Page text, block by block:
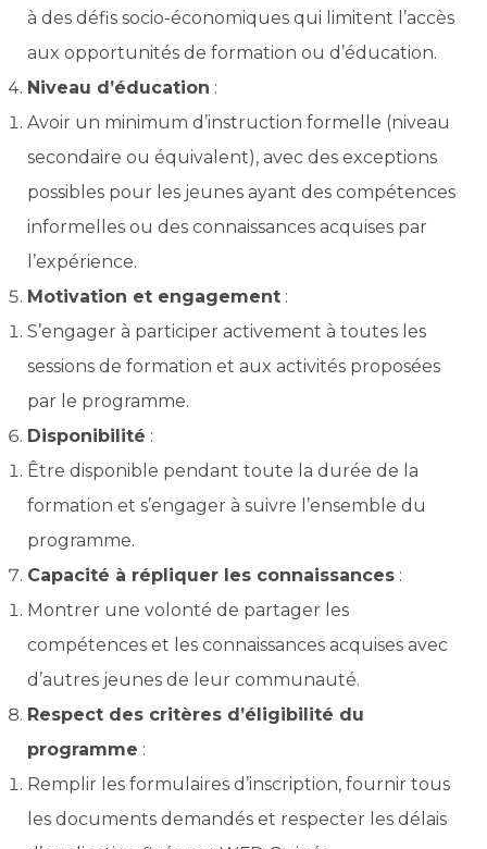
à des défis socio-économiques qui limitent l’accès
aux opportunités de formation ou d’éducation.
Niveau d’éducation :
Avoir un minimum d’instruction formelle (niveau
secondaire ou équivalent), avec des exceptions
possibles pour les jeunes ayant des compétences
informelles ou des connaissances acquises par
l’expérience.
Motivation et engagement :
S’engager à participer activement à toutes les
sessions de formation et aux activités proposées
par le programme.
Disponibilité :
Être disponible pendant toute la durée de la
formation et s’engager à suivre l’ensemble du
programme.
Capacité à répliquer les connaissances :
Montrer une volonté de partager les
compétences et les connaissances acquises avec
d’autres jeunes de leur communauté.
Respect des critères d’éligibilité du
programme :
Remplir les formulaires d’inscription, fournir tous
les documents demandés et respecter les délais